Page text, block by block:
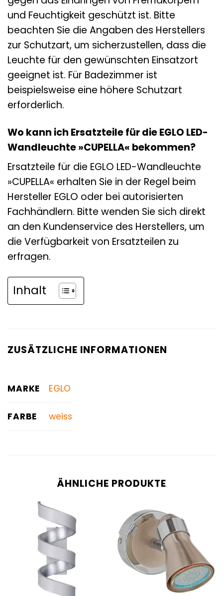
und Feuchtigkeit geschützt ist. Bitte
beachten Sie die Angaben des Herstellers
zur Schutzart, um sicherzustellen, dass die
Leuchte für den gewünschten Einsatzort
geeignet ist. Für Badezimmer ist
beispielsweise eine höhere Schutzart
erforderlich.
Wo kann ich Ersatzteile für die EGLO LED-
Wandleuchte »CUPELLA« bekommen?
Ersatzteile für die EGLO LED-Wandleuchte
»CUPELLA« erhalten Sie in der Regel beim
Hersteller EGLO oder bei autorisierten
Fachhändlern. Bitte wenden Sie sich direkt
an den Kundenservice des Herstellers, um
die Verfügbarkeit von Ersatzteilen zu
erfragen.
Inhalt
ZUSÄTZLICHE INFORMATIONEN
MARKE EGLO
FARBE weiss
ÄHNLICHE PRODUKTE